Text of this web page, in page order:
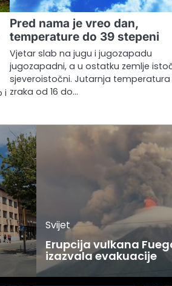
i
Pred nama je vreo dan,
temperature do 39 stepeni
Vjetar slab na jugu i jugozapadu
jugozapadni, a u ostatku zemlje
sjeveroistočni. Jutarnja temperatura
zraka od 16 do…
Svijet
Erupcija vulkana
izazvala evakuacije